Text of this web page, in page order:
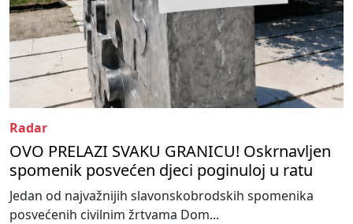
Radar
OVO PRELAZI SVAKU GRANICU! Oskrnavljen
spomenik posvećen djeci poginuloj u ratu
Jedan od najvažnijih slavonskobrodskih spomenika
posvećenih civilnim žrtvama Dom...